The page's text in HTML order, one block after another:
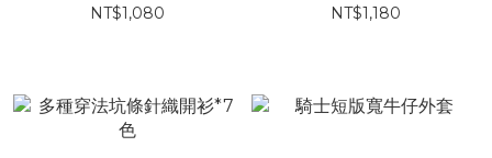
NT$1,080
NT$1,180